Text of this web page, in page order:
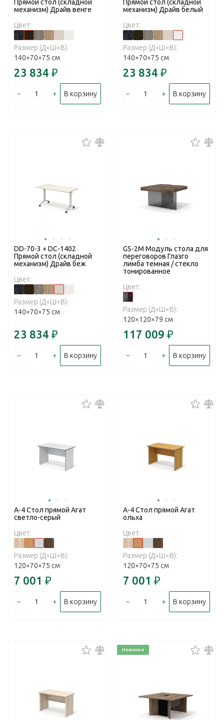
Прямой стол (складной
механизм) Драйв венге
Цвет:
Размер (Д×Ш×В):
140×70×75 см
23 834 ₽
– + В корзину
Прямой стол (складной
механизм) Драйв белый
Цвет:
Размер (Д×Ш×В):
140×70×75 см
23 834 ₽
– + В корзину
DD-70-3 + DC-1402
Прямой стол (складной
механизм) Драйв беж
Цвет:
Размер (Д×Ш×В):
140×70×75 см
23 834 ₽
– + В корзину
GS-2M Модуль стола для
переговоров Глазго
лимба темная / стекло
тонированное
Цвет:
Размер (Д×Ш×В):
120×120×79 см
117 009 ₽
– + В корзину
А-4 Стол прямой Агат
светло-серый
Цвет:
Размер (Д×Ш×В):
120×70×75 см
7 001 ₽
– + В корзину
А-4 Стол прямой Агат
ольха
Цвет:
Размер (Д×Ш×В):
120×70×75 см
7 001 ₽
– + В корзину
Новинка